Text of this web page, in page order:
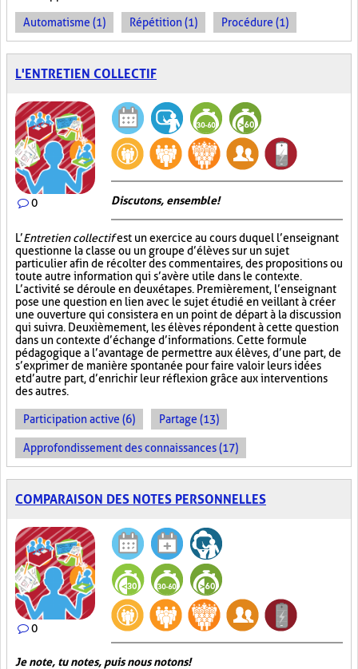
Automatisme (1) Répétition (1) Procédure (1)
L'ENTRETIEN COLLECTIF
0 Discutons, ensemble!
L’Entretien collectifest un exercice au cours duquel l’enseignant
questionne la classe ou un groupe d’élèves sur un sujet
particulier afin de récolter des commentaires, des propositions ou
toute autre information qui s’avère utile dans le contexte.
L’activité se déroule en deux étapes. Premièrement, l’enseignant
pose une question en lien avec le sujet étudié en veillant à créer
une ouverture qui consistera en un point de départ à la discussion
qui suivra. Deuxièmement, les élèves répondent à cette question
dans un contexte d’échange d’informations. Cette formule
pédagogique a l’avantage de permettre aux élèves, d’une part, de
s’exprimer de manière spontanée pour faire valoir leurs idées
et d’autre part, d’enrichir leur réflexion grâce aux interventions
des autres.
Participation active (6) Partage (13)
Approfondissement des connaissances (17)
COMPARAISON DES NOTES PERSONNELLES
0
Je note, tu notes, puis nous notons!